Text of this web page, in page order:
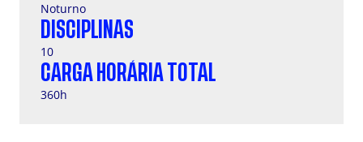
Noturno
DISCIPLINAS
10
CARGA HORÁRIA TOTAL
360h